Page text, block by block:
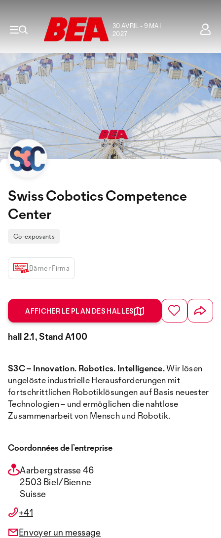
30 AVRIL - 9 MAI
2027
Swiss Cobotics Competence
Center
Co-exposants
Bärner Firma
AFFICHER LE PLAN DES HALLES
hall 2.1, Stand A100
S3C – Innovation. Robotics. Intelligence.Wir lösen
ungelöste industrielle Herausforderungen mit
fortschrittlichen Robotiklösungen auf Basis neuester
Technologien – und ermöglichen die nahtlose
Zusammenarbeit von Mensch und Robotik.
Coordonnées de l’entreprise
Aarbergstrasse 46
2503 Biel/Bienne
Suisse
+41
Envoyer un message